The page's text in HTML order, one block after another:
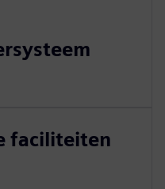
faciliteiten